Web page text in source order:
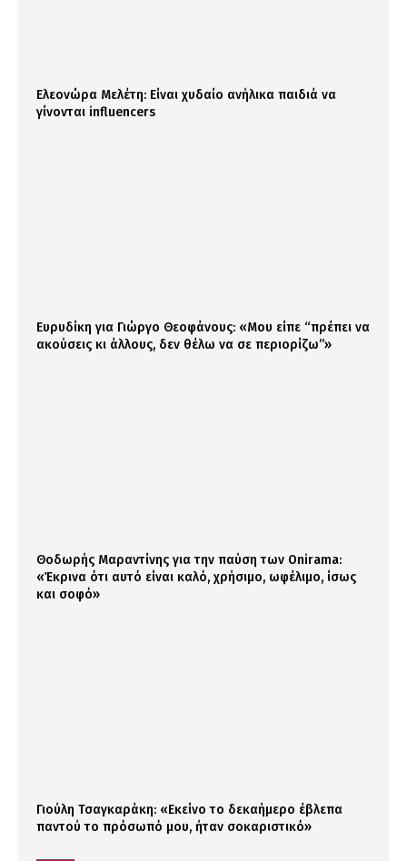
Ελεονώρα Μελέτη: Είναι χυδαίο ανήλικα παιδιά να
γίνονται influencers
Ευρυδίκη για Γιώργο Θεοφάνους: «Μου είπε “πρέπει να
ακούσεις κι άλλους, δεν θέλω να σε περιορίζω”»
Θοδωρής Μαραντίνης για την παύση των Onirama:
«Έκρινα ότι αυτό είναι καλό, χρήσιμο, ωφέλιμο, ίσως
και σοφό»
Γιούλη Τσαγκαράκη: «Εκείνο το δεκαήμερο έβλεπα
παντού το πρόσωπό μου, ήταν σοκαριστικό»